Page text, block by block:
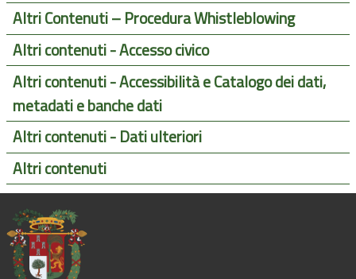
Altri Contenuti – Procedura Whistleblowing
Altri contenuti - Accesso civico
Altri contenuti - Accessibilità e Catalogo dei dati,
metadati e banche dati
Altri contenuti - Dati ulteriori
Altri contenuti